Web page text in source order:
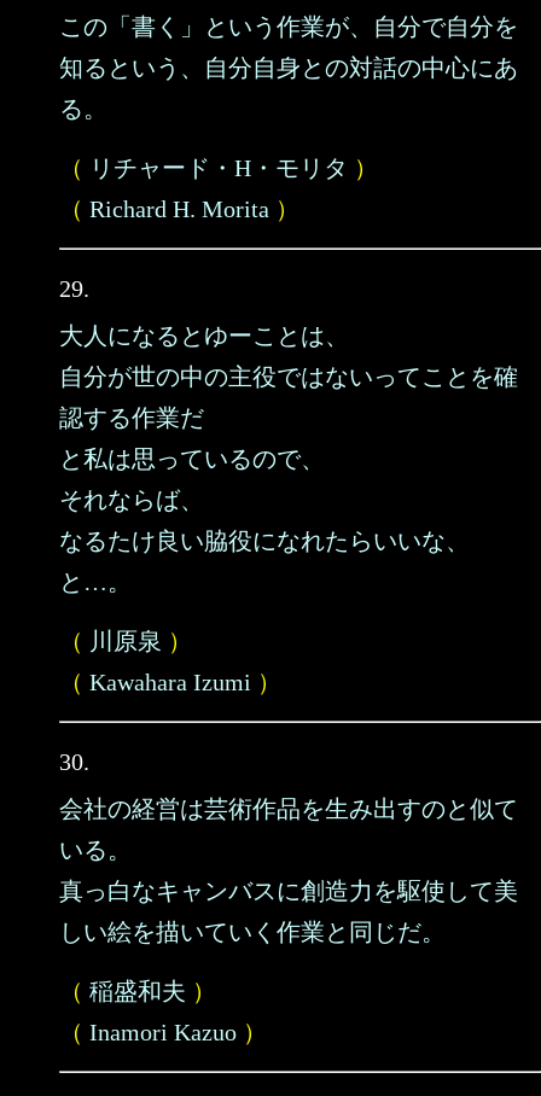
この「書く」という作業が、自分で自分を
知るという、自分自身との対話の中心にあ
る。
（ リチャード・H・モリタ ）
（ Richard H. Morita ）
29.
大人になるとゆーことは、
自分が世の中の主役ではないってことを確
認する作業だ
と私は思っているので、
それならば、
なるたけ良い脇役になれたらいいな、
と…。
（ 川原泉 ）
（ Kawahara Izumi ）
30.
会社の経営は芸術作品を生み出すのと似て
いる。
真っ白なキャンバスに創造力を駆使して美
しい絵を描いていく作業と同じだ。
（ 稲盛和夫 ）
（ Inamori Kazuo ）